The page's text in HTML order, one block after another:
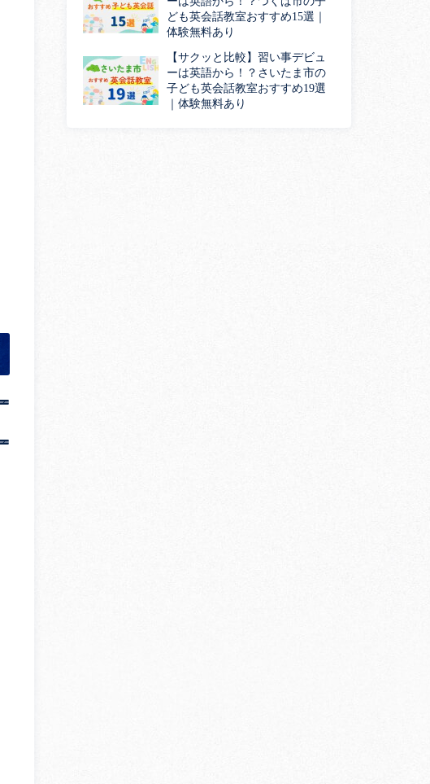
ども英会話教室おすすめ15選｜
体験無料あり
【サクッと比較】習い事デビュ
ーは英語から！？さいたま市の
子ども英会話教室おすすめ19選
｜体験無料あり